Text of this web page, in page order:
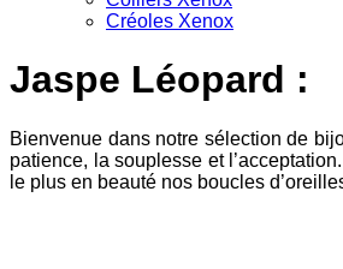
Créoles Xenox
Jaspe Léopard :
Bienvenue dans notre sélection de
patience, la souplesse et
le plus en beauté nos boucles